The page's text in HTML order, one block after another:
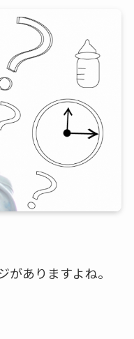
ありますよね。